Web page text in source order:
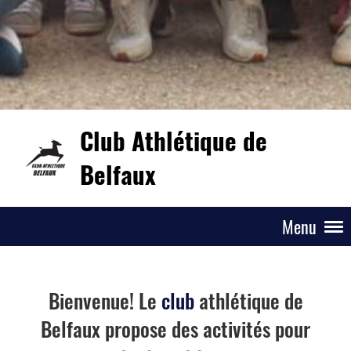
Club Athlétique de
Belfaux
Menu
Bienvenue! Le clubathlétique de
Belfaux propose des activités pour